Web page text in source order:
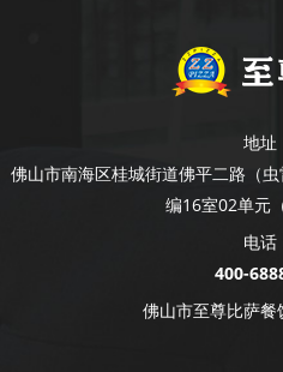
地址
佛山市南海区桂城街道佛平二路（
编16室02单元
电话
400-
佛山市至尊比萨餐